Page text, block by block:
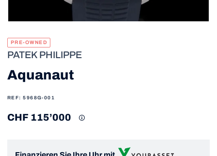
PATEK PHILIPPE
PRE-OWNED
Aquanaut
REF: 5968G-001
CHF 115’000